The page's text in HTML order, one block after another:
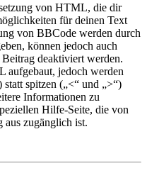
von HTML, die dir
für deinen Text
von BBCode werden durch
können jedoch auch
deaktiviert werden.
jedoch werden
spitzen („<“ und „>“)
Informationen zu
Hilfe-Seite, die von
aus zugänglich ist.